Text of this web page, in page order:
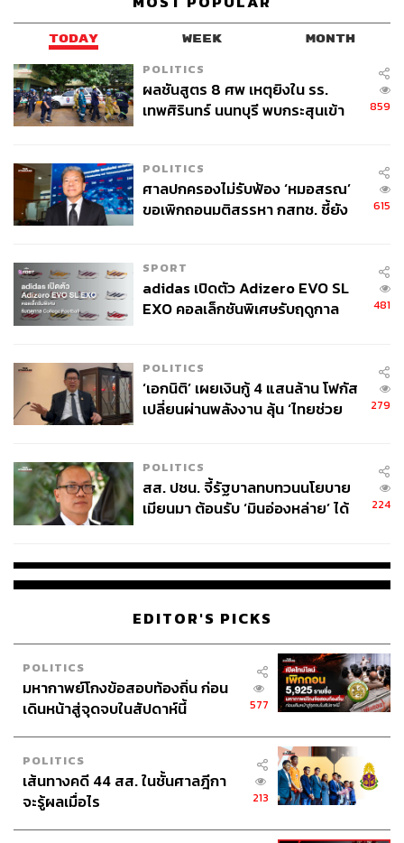
TODAY WEEK MONTH
POLITICS
ผลชันสูตร 8 ศพ เหตุยิงใน รร.
เทพศิรินทร์ นนทบุรี พบกระสุนเข้า
859
POLITICS
ศาลปกครองไม่รับฟ้อง ‘หมอสรณ’
ขอเพิกถอนมติสรรหา กสทช. ชี้ยัง
615
SPORT
adidas เปิดตัว Adizero EVO SL
EXO คอลเล็กชันพิเศษรับฤดูกาล
481
POLITICS
‘เอกนิติ’ เผยเงินกู้ 4 แสนล้าน โฟกัส
เปลี่ยนผ่านพลังงาน ลุ้น ‘ไทยช่วย
279
POLITICS
สส. ปชน. จี้รัฐบาลทบทวนนโยบาย
เมียนมา ต้อนรับ ‘มินอ่องหล่าย’ ได้
224
EDITOR'S PICKS
POLITICS
มหากาพย์โกงข้อสอบท้องถิ่น ก่อน
เดินหน้าสู่จุดจบในสัปดาห์นี้
577
POLITICS
เส้นทางคดี 44 สส. ในชั้นศาลฎีกา
จะรู้ผลเมื่อไร
213